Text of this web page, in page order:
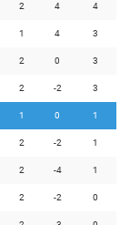
2 4 4
1 4 3
2 0 3
2 -2 3
1 0 1
2 -2 1
2 -4 1
2 -2 0